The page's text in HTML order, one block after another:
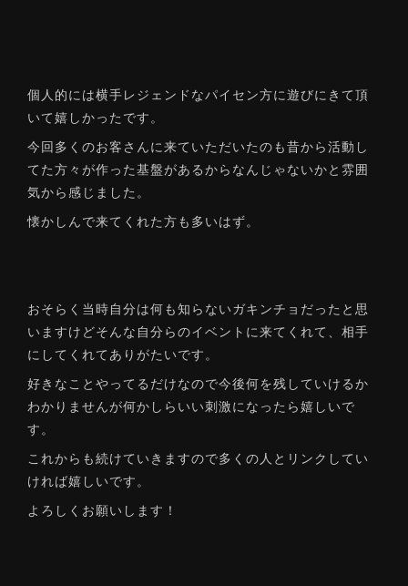
個人的には横手レジェンドなパイセン方に遊びにきて頂
いて嬉しかったです。
今回多くのお客さんに来ていただいたのも昔から活動し
てた方々が作った基盤があるからなんじゃないかと雰囲
気から感じました。
懐かしんで来てくれた方も多いはず。
おそらく当時自分は何も知らないガキンチョだったと思
いますけどそんな自分らのイベントに来てくれて、相手
にしてくれてありがたいです。
好きなことやってるだけなので今後何を残していけるか
わかりませんが何かしらいい刺激になったら嬉しいで
す。
これからも続けていきますので多くの人とリンクしてい
ければ嬉しいです。
よろしくお願いします！